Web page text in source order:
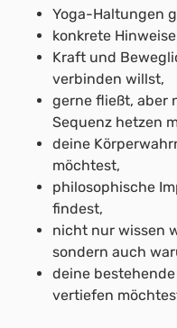
Yoga-Haltungen
konkrete
Kraft und
verbinden willst,
gerne fließt, aber
Sequenz hetzen
deine
möchtest,
philosophische
findest,
nicht nur wissen
sondern auch
deine
vertiefen